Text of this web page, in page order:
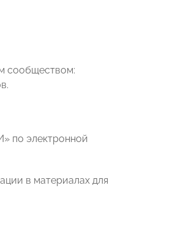
сообществом:
по электронной
в материалах для